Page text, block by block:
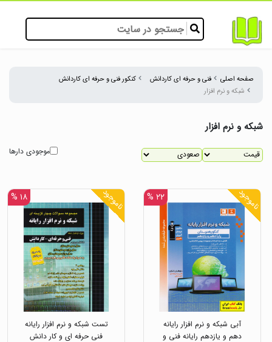
صفحه اصلی فنی و حرفه ای کاردانش
کنکور فنی و حرفه ای کاردانش
شبکه و نرم افزار
شبکه و نرم افزار
موجودی دارها
ناموجود ۲۲ %
آبی شبکه و نرم افزار رایانه
دهم و یازدهم رایانه فنی و
ناموجود ۱۸ %
تست شبکه و نرم افزار رایانه
فنی حرفه ای و کار دانش